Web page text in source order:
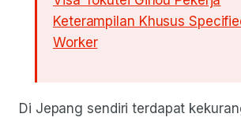
Keterampilan Khusus
Worker
Di Jepang sendiri terdapat